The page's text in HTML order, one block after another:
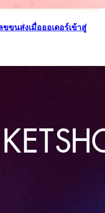
ขขนส่งเมื่อออเดอร์เข้าสู่